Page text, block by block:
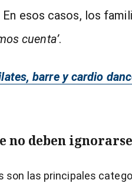
esos casos, los
cuenta’.
barre y cardio
no deben
las principales